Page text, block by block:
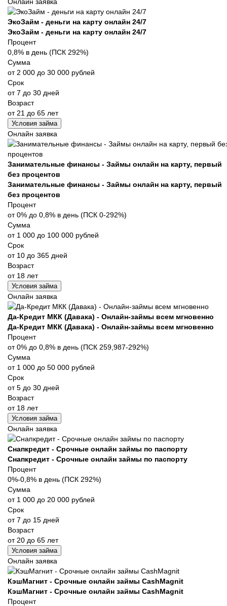
ЭкоЗайм - деньги на карту онлайн 24/7
ЭкоЗайм - деньги на карту онлайн 24/7
Процент
0,8% в день (ПСК 292%)
Сумма
от 2 000 до 30 000 рублей
Срок
от 7 до 30 дней
Возраст
от 21 до 65 лет
Условия займа
Онлайн заявка
Занимательные финансы - Займы онлайн на карту, первый
без процентов
Занимательные финансы - Займы онлайн на карту, первый
без процентов
Процент
от 0% до 0,8% в день (ПСК 0-292%)
Сумма
от 1 000 до 100 000 рублей
Срок
от 10 до 365 дней
Возраст
от 18 лет
Условия займа
Онлайн заявка
Да-Кредит МКК (Давака) - Онлайн-займы всем мгновенно
Да-Кредит МКК (Давака) - Онлайн-займы всем мгновенно
Процент
от 0% до 0,8% в день (ПСК 259,987-292%)
Сумма
от 1 000 до 50 000 рублей
Срок
от 5 до 30 дней
Возраст
от 18 лет
Условия займа
Онлайн заявка
Снапкредит - Срочные онлайн займы по паспорту
Снапкредит - Срочные онлайн займы по паспорту
Процент
0%-0,8% в день (ПСК 292%)
Сумма
от 1 000 до 20 000 рублей
Срок
от 7 до 15 дней
Возраст
от 20 до 65 лет
Условия займа
Онлайн заявка
КэшМагнит - Срочные онлайн займы CashMagnit
КэшМагнит - Срочные онлайн займы CashMagnit
Процент